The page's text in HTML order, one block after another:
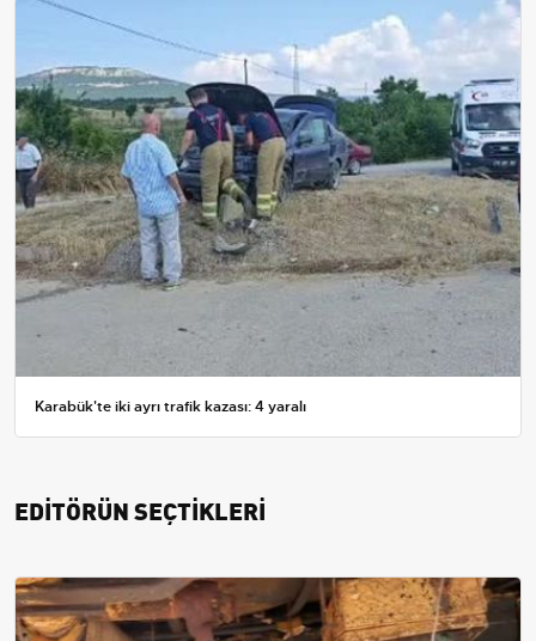
Karabük'te iki ayrı trafik kazası: 4 yaralı
EDİTÖRÜN SEÇTİKLERİ